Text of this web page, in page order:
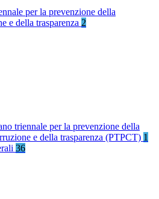
per la prevenzione della
e della trasparenza 2
triennale per la prevenzione della
e della trasparenza (PTPCT) 1
36